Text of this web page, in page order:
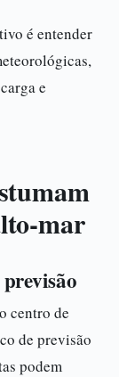
é entender
e
mar
centro de
de previsão
podem